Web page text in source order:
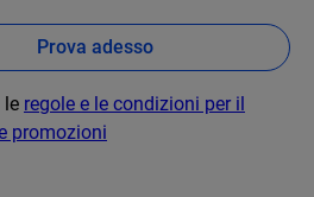
Prova adesso
le regole e le condizioni per il
promozioni